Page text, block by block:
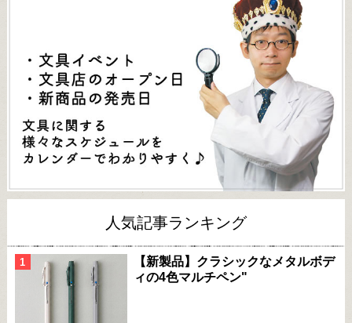
人気記事ランキング
【新製品】クラシックなメタルボデ
ィの4色マルチペン"